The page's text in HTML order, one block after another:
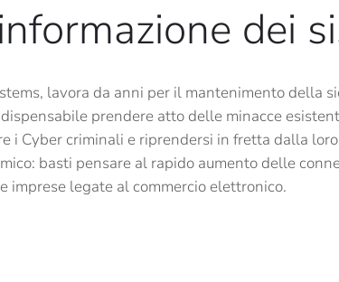
dei
lavora da anni per il mantenimento della
prendere atto delle minacce
i Cyber criminali e riprendersi in fretta dalla
basti pensare al rapido aumento delle
imprese legate al commercio elettronico.